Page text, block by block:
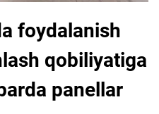
foydalanish
qobiliyatiga
panellar